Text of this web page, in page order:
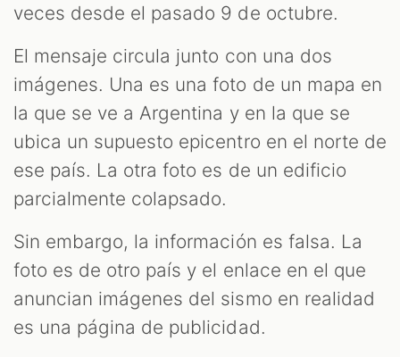
veces desde el pasado 9 de octubre.
El mensaje circula junto con una dos
imágenes. Una es una foto de un mapa en
la que se ve a Argentina y en la que se
ubica un supuesto epicentro en el norte de
ese país. La otra foto es de un edificio
parcialmente colapsado.
Sin embargo, la información es falsa. La
foto es de otro país y el enlace en el que
anuncian imágenes del sismo en realidad
es una página de publicidad.